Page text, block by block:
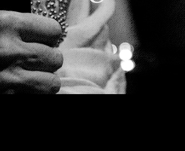
03. Live
04. Food＆Drink
05. Floor Guide